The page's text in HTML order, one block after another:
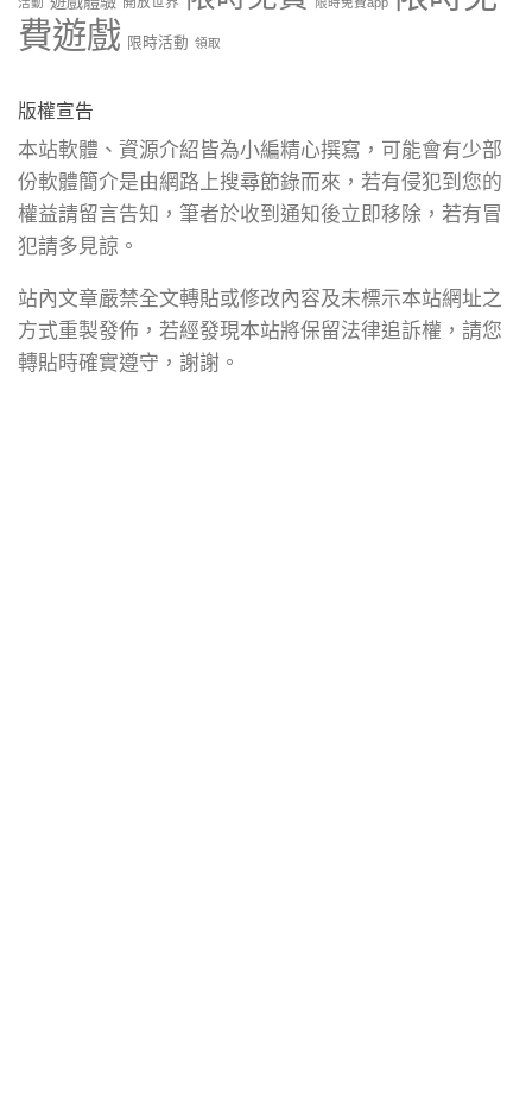
費遊戲 限時活動 領取
版權宣告
本站軟體、資源介紹皆為小編精心撰寫，可能會有少部
份軟體簡介是由網路上搜尋節錄而來，若有侵犯到您的
權益請留言告知，筆者於收到通知後立即移除，若有冒
犯請多見諒。
站內文章嚴禁全文轉貼或修改內容及未標示本站網址之
方式重製發佈，若經發現本站將保留法律追訴權，請您
轉貼時確實遵守，謝謝。